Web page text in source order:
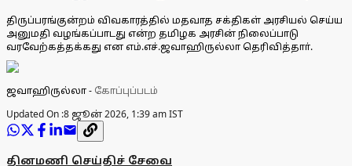
திருப்பரங்குன்றம் விவகாரத்தில் மதவாத சக்திகள் அரசியல் செய்ய
அனுமதி வழங்கப்பாடது என்ற தமிழக அரசின் நிலைப்பாடு
வரவேற்கத்தக்கது என எம்.எச்.ஜவாஹிருல்லா தெரிவித்தாா்.
ஜவாஹிருல்லா- கோப்புப்படம்
Updated On :8 ஜூன் 2026, 1:39 am IST
தினமணி செய்திச் சேவை